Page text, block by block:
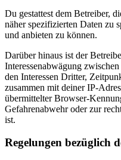
Du gestattest dem Betreiber,
näher spezifizierten Daten zu
und anbieten zu können.
Darüber hinaus ist der
Interessenabwägung
den Interessen Dritter,
zusammen mit deiner IP-
übermittelter Browser-
Gefahrenabwehr oder zur
ist.
Regelungen bezüglich